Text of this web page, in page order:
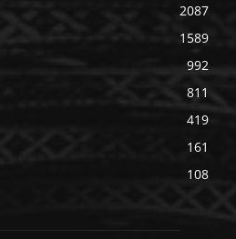
2087
1589
992
811
419
161
108